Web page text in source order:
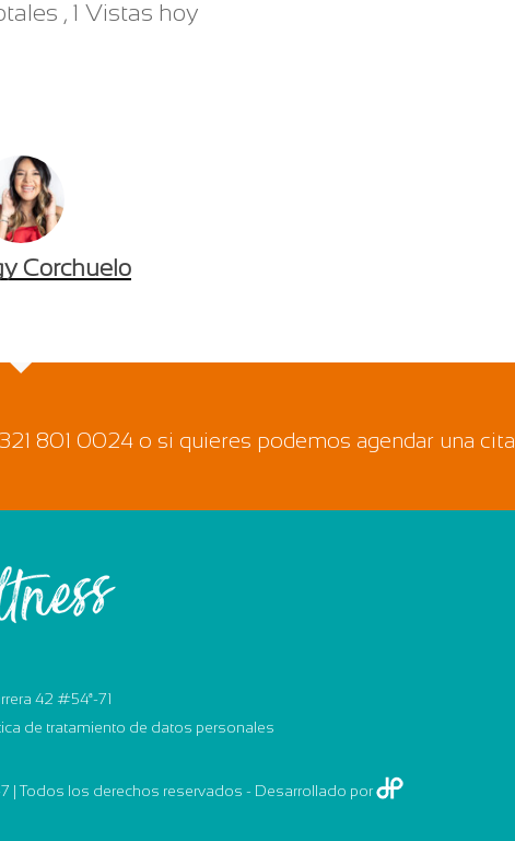
, 1 Vistas hoy
Corchuelo
801 0024 o si quieres podemos agendar una cita
42 #54ª-71
de tratamiento de datos personales
7 | Todos los derechos reservados - Desarrollado por